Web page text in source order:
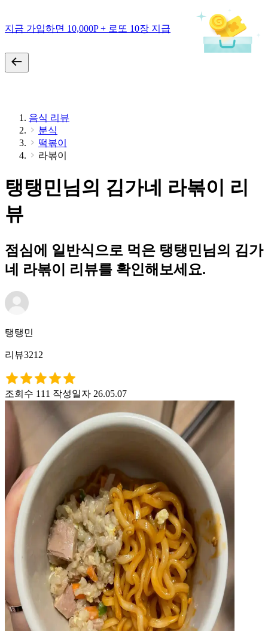
지금 가입하면 10,000P + 로또 10장 지급
음식 리뷰
분식
떡볶이
라볶이
탱탱민님의 김가네 라볶이 리
뷰
점심에 일반식으로 먹은 탱탱민님의 김가
네 라볶이 리뷰를 확인해보세요.
탱탱민
리뷰3212
조회수 111 작성일자 26.05.07